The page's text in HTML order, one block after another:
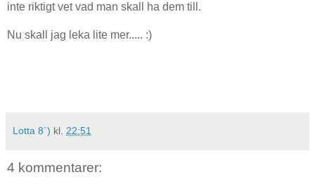
inte riktigt vet vad man skall ha dem till.
Nu skall jag leka lite mer..... :)
Lotta 8`) kl. 22:51
4 kommentarer: